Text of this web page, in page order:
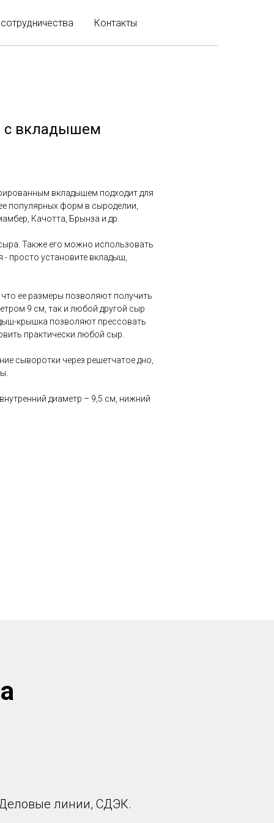
Контакты
с вкладышем
вкладышем подходит для
популярных форм в сыроделии,
Качотта, Брынза и др.
Также его можно использовать
- просто установите вкладыш,
ее размеры позволяют получить
9 см, так и любой другой сыр
крышка позволяют прессовать
практически любой сыр.
сыворотки через решетчатое дно,
диаметр – 9,5 см, нижний
линии, СДЭК.